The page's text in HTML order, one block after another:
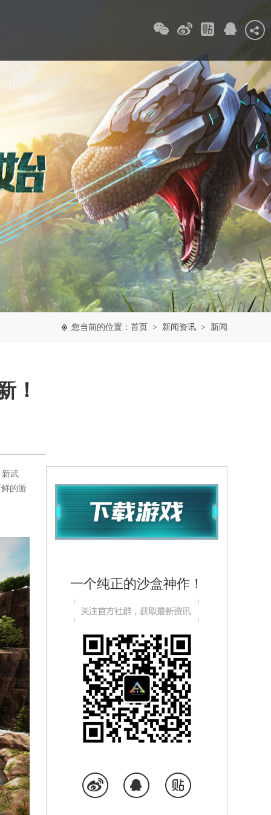
您当前的位置： 首页 > 新闻资讯 > 新闻
！
新武
的游
一个纯正的沙盒神作！